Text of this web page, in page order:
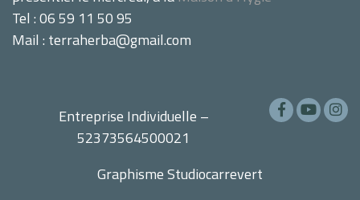
Tel : 06 59 11 50 95
Mail : terraherba@gmail.com
Entreprise Individuelle –
52373564500021
GraphismeStudiocarrevert